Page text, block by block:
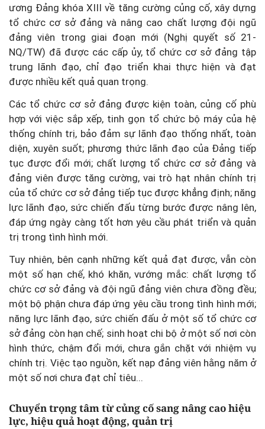
ương Đảng khóa XIII về tăng cường củng cố, xây dựng
tổ chức cơ sở đảng và nâng cao chất lượng đội ngũ
đảng viên trong giai đoạn mới (Nghị quyết số 21-
NQ/TW) đã được các cấp ủy, tổ chức cơ sở đảng tập
trung lãnh đạo, chỉ đạo triển khai thực hiện và đạt
được nhiều kết quả quan trọng.
Các tổ chức cơ sở đảng được kiện toàn, củng cố phù
hợp với việc sắp xếp, tinh gọn tổ chức bộ máy của hệ
thống chính trị, bảo đảm sự lãnh đạo thống nhất, toàn
diện, xuyên suốt; phương thức lãnh đạo của Đảng tiếp
tục được đổi mới; chất lượng tổ chức cơ sở đảng và
đảng viên được tăng cường, vai trò hạt nhân chính trị
của tổ chức cơ sở đảng tiếp tục được khẳng định; năng
lực lãnh đạo, sức chiến đấu từng bước được nâng lên,
đáp ứng ngày càng tốt hơn yêu cầu phát triển và quản
trị trong tình hình mới.
Tuy nhiên, bên cạnh những kết quả đạt được, vẫn còn
một số hạn chế, khó khăn, vướng mắc: chất lượng tổ
chức cơ sở đảng và đội ngũ đảng viên chưa đồng đều;
một bộ phận chưa đáp ứng yêu cầu trong tình hình mới;
năng lực lãnh đạo, sức chiến đấu ở một số tổ chức cơ
sở đảng còn hạn chế; sinh hoạt chi bộ ở một số nơi còn
hình thức, chậm đổi mới, chưa gắn chặt với nhiệm vụ
chính trị. Việc tạo nguồn, kết nạp đảng viên hằng năm ở
một số nơi chưa đạt chỉ tiêu...
Chuyển trọng tâm từ củng cố sang nâng cao hiệu
lực, hiệu quả hoạt động, quản trị